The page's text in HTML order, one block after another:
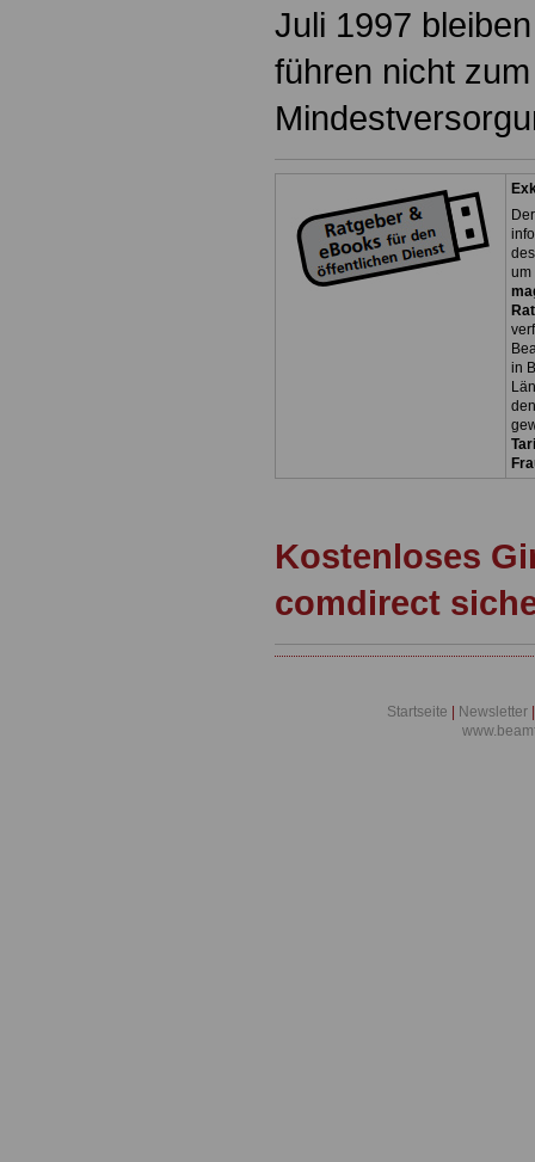
Juli 1997
führen nicht
um
in
Kostenloses
comdirect
Startseite Newsletter